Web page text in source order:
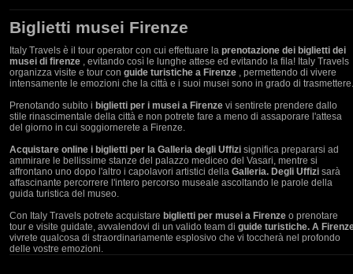
Biglietti musei Firenze
Italy Travels è il tour operator con cui effettuare la prenotazione dei biglietti dei
musei di firenze , evitando così le lunghe attese ed evitando la fila! Italy Travels
organizza visite e tour con guide turistiche a Firenze , permettendo di vivere
intensamente le emozioni che la città e i suoi musei sono in grado di trasmettere.
Prenotando subito i biglietti per i musei a Firenze vi sentirete prendere dallo
stile rinascimentale della città e non potrete fare a meno di assaporare l'attesa
del giorno in cui soggiornerete a Firenze.
Acquistare online i biglietti per la Galleria degli Uffizi significa prepararsi ad
ammirare le bellissime stanze del palazzo mediceo del Vasari, mentre si
affrontano uno dopo l'altro i capolavori artistici della Galleria. Degli Uffizi sarà
affascinante percorrere l'intero percorso museale ascoltando le parole della
guida turistica del museo.
Con Italy Travels potrete acquistare biglietti per musei a Firenze o prenotare
tour e visite guidate, avvalendovi di un valido team di guide turistiche. A
vivrete qualcosa di straordinariamente esplosivo che vi toccherà nel profondo
delle vostre emozioni.